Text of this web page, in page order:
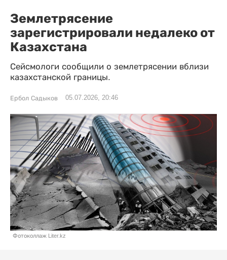
Землетрясение
зарегистрировали недалеко от
Казахстана
Сейсмологи сообщили о землетрясении вблизи
казахстанской границы.
Ербол Садыков 05.07.2026, 20:46
Фотоколлаж Liter.kz